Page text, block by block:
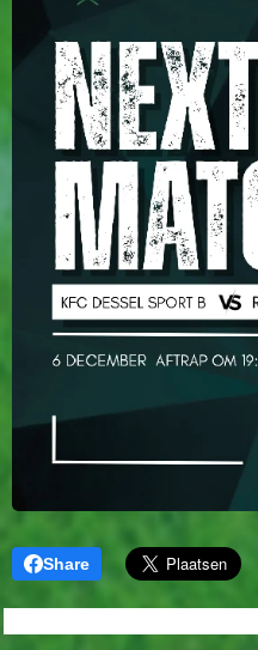
Share